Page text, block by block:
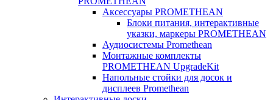
Аксессуары PROMETHEAN
Блоки питания, интерактивные
указки, маркеры PROMETHEAN
Аудиосистемы Promethean
Монтажные комплекты
PROMETHEAN UpgradeKit
Напольные стойки для досок и
дисплеев Promethean